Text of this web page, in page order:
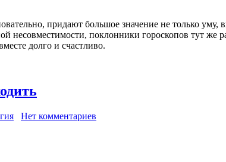
придают большое значение не только
несовместимости, поклонники гороскопов тут
долго и счастливо.
Нет комментариев